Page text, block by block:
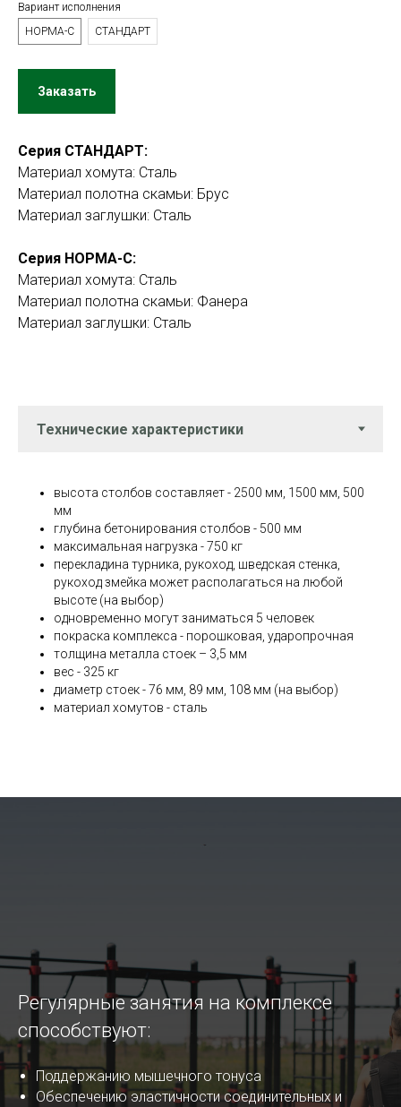
Вариант исполнения
НОРМА-С
СТАНДАРТ
Заказать
Серия СТАНДАРТ:
Материал хомута: Сталь
Материал полотна скамьи: Брус
Материал заглушки: Сталь
Серия НОРМА-С:
Материал хомута: Сталь
Материал полотна скамьи: Фанера
Материал заглушки: Сталь
высота столбов составляет - 2500 мм, 1500 мм, 500
мм
глубина бетонирования столбов - 500 мм
максимальная нагрузка - 750 кг
перекладина турника, рукоход, шведская стенка,
рукоход змейка может располагаться на любой
высоте (на выбор)
одновременно могут заниматься 5 человек
покраска комплекса - порошковая, ударопрочная
толщина металла стоек – 3,5 мм
вес - 325 кг
диаметр стоек - 76 мм, 89 мм, 108 мм (на выбор)
материал хомутов - сталь
Регулярные занятия на комплексе
способствуют:
Поддержанию мышечного тонуса
Обеспечению эластичности соединительных и